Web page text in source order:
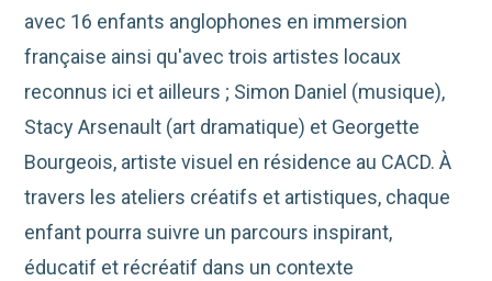
avec 16 enfants anglophones en immersion
française ainsi qu'avec trois artistes locaux
reconnus ici et ailleurs ; Simon Daniel (musique),
Stacy Arsenault (art dramatique) et Georgette
Bourgeois, artiste visuel en résidence au CACD. À
travers les ateliers créatifs et artistiques, chaque
enfant pourra suivre un parcours inspirant,
éducatif et récréatif dans un contexte